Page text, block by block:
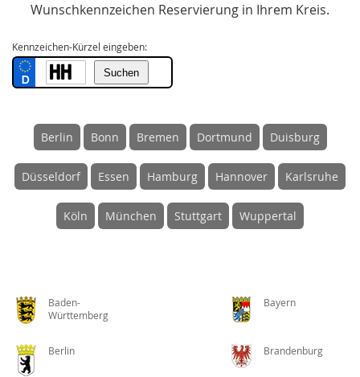
Wunschkennzeichen Reservierung in Ihrem Kreis.
Kennzeichen-Kürzel eingeben:
Berlin Bonn Bremen Dortmund Duisburg
Düsseldorf Essen Hamburg Hannover Karlsruhe
Köln München Stuttgart Wuppertal
Baden-
Württemberg
Bayern
Berlin Brandenburg